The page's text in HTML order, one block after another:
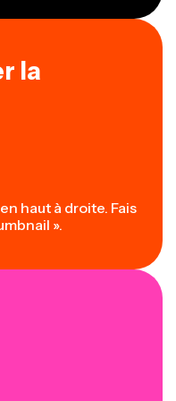
la
haut à droite. Fais
».